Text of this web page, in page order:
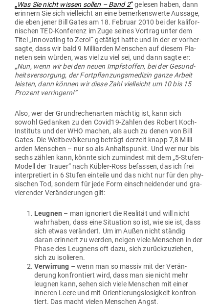
„Was Sie nicht wissen sollen – Band 2“gelesen haben, dann
erinnern Sie sich viel­leicht an eine bemer­kens­werte Aussage,
die eben jener Bill Gates am 18. Februar 2010 bei der kali­for­
ni­schen TED-Kon­ferenz im Zuge seines Vortrag unter dem
Titel „Inno­vating to Zero!“ getätigt hatte und in der er vor­her­
sagte, dass wir bald 9 Mil­li­arden Men­schen auf diesem Pla­
neten sein würden, was viel zu viel sei, und dann sagte er:
„Nun, wenn wir bei den neuen Impf­stoffen, bei der Gesund­
heits­ver­sorgung, der Fort­pflan­zungs­me­dizin ganze Arbeit
leisten, dann können wir diese Zahl viel­leicht um 10 bis 15
Prozent verringern!“
Also, wer der Grund­re­chen­arten mächtig ist, kann sich
sowohl Gedanken zu den Covid19-Zahlen des Robert Koch-
Instituts und der WHO machen, als auch zu denen von Bill
Gates. Die Welt­be­völ­kerung beträgt derzeit knapp 7,8 Mil­li­
arden Men­schen – nur so als Anhalts­punkt. Und wer nur bis
sechs zählen kann, könnte sich zumindest mit dem „5‑Stufen-
Modell der Trauer“ nach Kübler-Ross befassen, das ich frei
inter­pre­tiert in 6 Stufen ein­teile und das nicht nur für den phy­
si­schen Tod, sondern für jede Form ein­schnei­dender und gra­
vie­render Ver­än­de­rungen gilt:
Leugnen – man igno­riert die Rea­lität und will nicht
wahr­haben, dass eine Situation so ist, wie sie ist, dass
sich etwas ver­ändert. Um im Außen nicht ständig
daran erinnert zu werden, neigen viele Men­schen in der
Phase des Leugnens oft dazu, sich zurück­zu­ziehen,
sich zu isolieren.
Ver­wirrung – wenn man so massiv mit der Ver­än­
derung kon­fron­tiert wird, dass man sie nicht mehr
leugnen kann, sehen sich viele Men­schen mit einer
inneren Leere und mit Ori­en­tie­rungs­lo­sigkeit kon­fron­
tiert. Das macht vielen Men­schen Angst.